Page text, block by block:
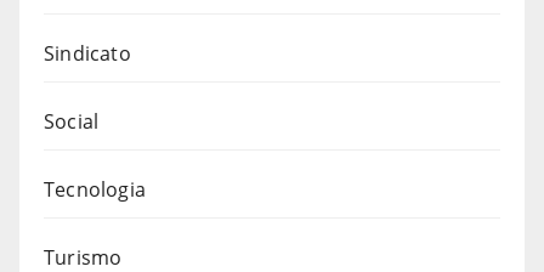
Sindicato
Social
Tecnologia
Turismo